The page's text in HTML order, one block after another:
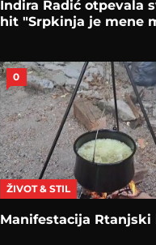
Indira Radić otpevala
hit "Srpkinja je mene
0
ŽIVOT & STIL
Manifestacija